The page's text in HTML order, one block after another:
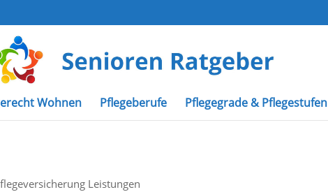
Wohnen Pflegeberufe Pflegegrade & Pflegestufen
Leistungen